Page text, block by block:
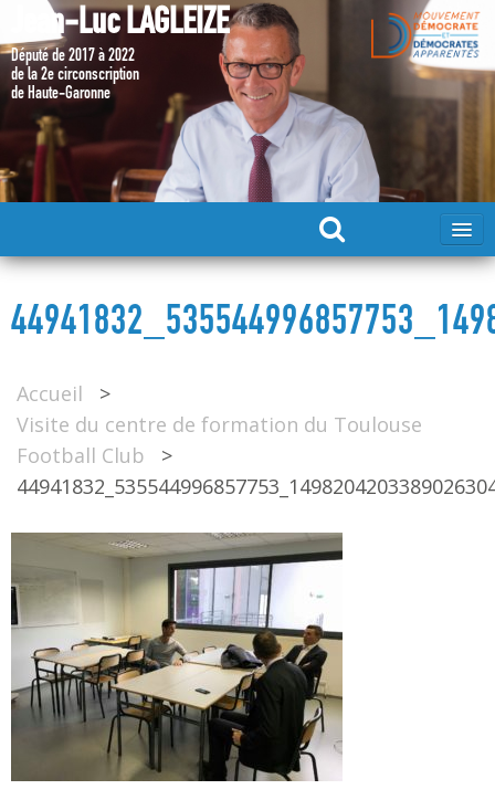
Jean-Luc LAGLEIZE
Député de 2017 à 2022
de la 2e circonscription
de Haute-Garonne
MA CANDIDATURE 2024
DÉPUTÉ 2017 – 2022
MES ACTIONS 2017 – 2022
Accueil
>
Visite du centre de formation du Toulouse
Football Club
>